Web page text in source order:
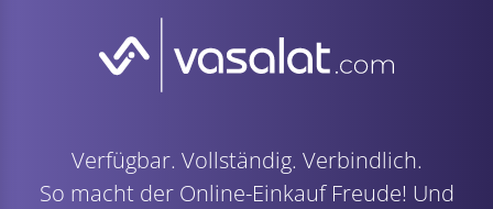
Verfügbar. Vollständig. Verbindlich.
So macht der Online-Einkauf Freude! Und